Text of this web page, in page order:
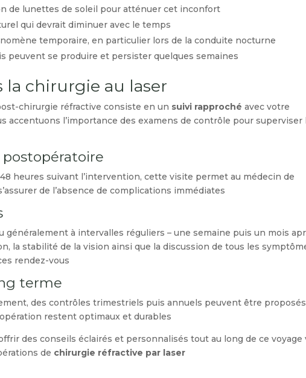
de lunettes de soleil pour atténuer cet inconfort.
qui devrait diminuer avec le temps.
temporaire, en particulier lors de la conduite nocturne.
peuvent se produire et persister quelques semaines.
la chirurgie au laser
chirurgie réfractive consiste en un suivi rapproché avec votre
accentuons l’importance des examens de contrôle pour superviser
heures suivant l’intervention, cette visite permet au médecin de
de l’absence de complications immédiates.
à intervalles réguliers – une semaine puis un mois
la stabilité de la vision ainsi que la discussion de tous les
rendez-vous.
terme
des contrôles trimestriels puis annuels peuvent être proposés
restent optimaux et durables.
des conseils éclairés et personnalisés tout au long de ce voyage
de chirurgie réfractive par laser